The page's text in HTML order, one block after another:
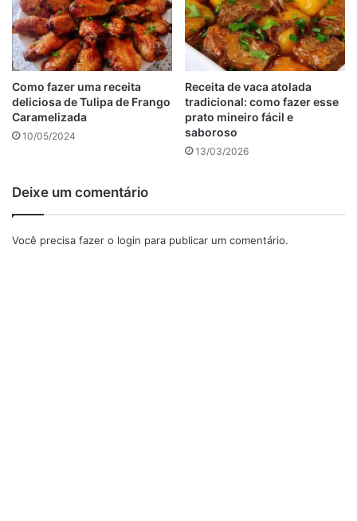
Todos esses ingredientes serão batidos no liquidificador
Como fazer uma receita
deliciosa de Tulipa de Frango
Caramelizada
10/05/2024
Receita de vaca atolada
tradicional: como fazer esse
prato mineiro fácil e
saboroso
13/03/2026
Deixe um comentário
Você precisa fazer o login para publicar um comentário.